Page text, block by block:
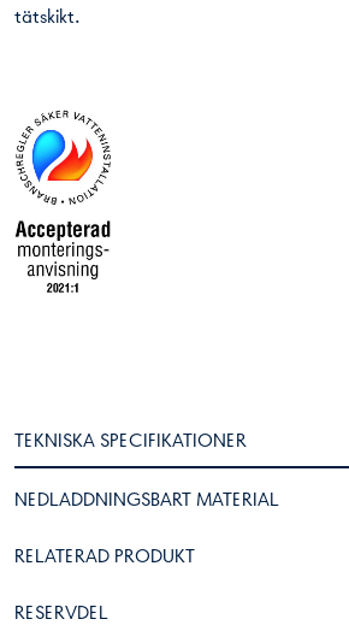
tätskikt.
TEKNISKA SPECIFIKATIONER
NEDLADDNINGSBART MATERIAL
RELATERAD PRODUKT
RESERVDEL